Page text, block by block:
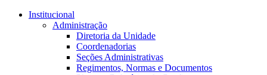
Conteúdo principal
Institucional
Administração
Diretoria da Unidade
Coordenadorias
Seções Administrativas
Regimentos, Normas e Documentos